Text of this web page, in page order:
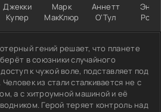
Джекки
Купер
Марк
МакКлюр
Аннетт
О’Тул
Энни
Росс
гений решает, что планете
в союзники случайного
к чужой воле, подставляет под
из стали сталкивается не с
а с хитроумной машиной и её
контроль над